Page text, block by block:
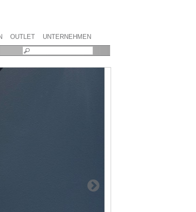
OUTLET UNTERNEHMEN